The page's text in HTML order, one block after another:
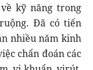
kỹ năng trong
Đã có tiến
nhiều năm kinh
chẩn đoán các